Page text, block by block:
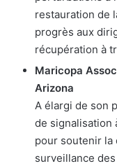
restauration de
progrès aux
récupération à
Maricopa
Arizona
A élargi de son
de signalisation
pour soutenir la
surveillance